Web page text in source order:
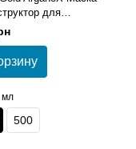
для
питания волос
мл
500